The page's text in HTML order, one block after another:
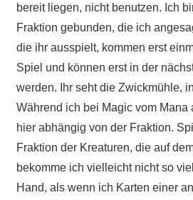
bereit liegen, nicht benutzen. Ich
Fraktion gebunden, die ich
die ihr ausspielt, kommen erst
Spiel und können erst in der
werden. Ihr seht die Zwickmühle,
Während ich bei Magic vom Mana
hier abhängig von der Fraktion.
Fraktion der Kreaturen, die auf
bekomme ich vielleicht nicht so
Hand, als wenn ich Karten einer